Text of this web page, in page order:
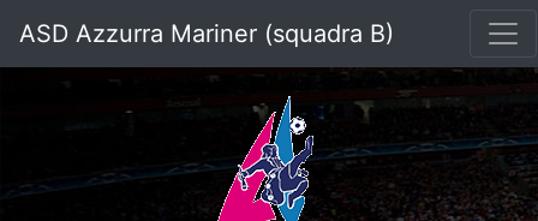
ASD Azzurra Mariner (squadra B)